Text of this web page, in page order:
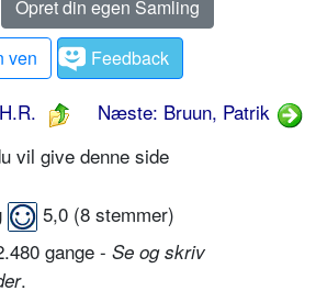
Opret din egen Samling
ven
Feedback
Næste: Bruun, Patrik
vil give denne side
5,0 (8 stemmer)
gange - Se og skriv
.